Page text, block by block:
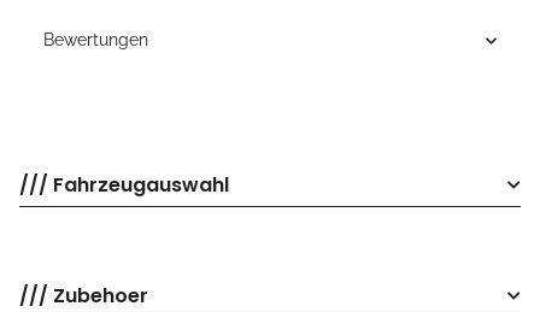
Bewertungen
/// Fahrzeugauswahl
/// Zubehoer